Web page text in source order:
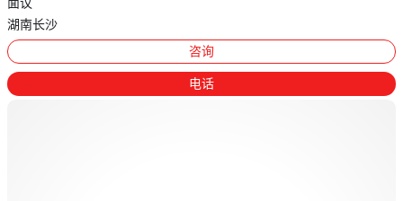
面议
湖南长沙
咨询
电话